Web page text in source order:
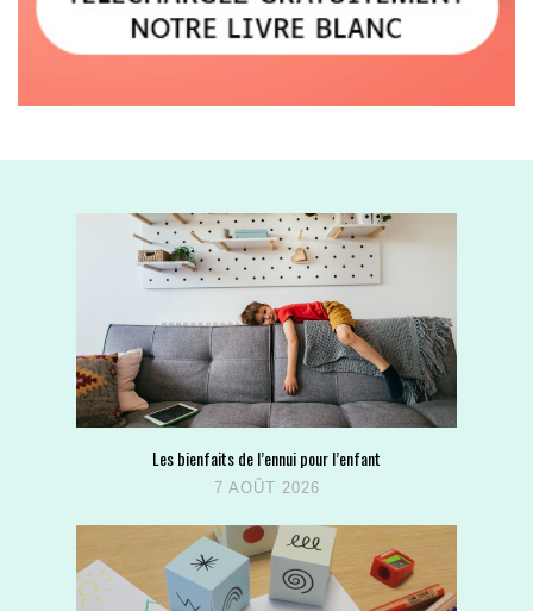
Les bienfaits de l’ennui pour l’enfant
7 AOÛT 2026